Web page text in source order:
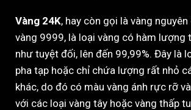
Vàng 24K, hay còn gọi là vàng
vàng 9999, là loại vàng có hàm lượng
như tuyệt đối, lên đến 99,99%. Đây là
pha tạp hoặc chỉ chứa lượng rất nhỏ
khác, do đó có màu vàng ánh rực rỡ
với các loại vàng tây hoặc vàng thấp